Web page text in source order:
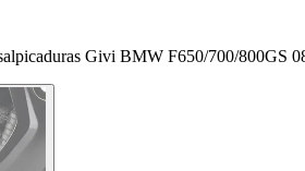
Givi BMW F650/700/800GS